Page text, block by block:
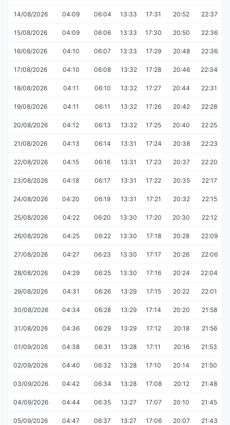
14/08/2026 04:09 06:04 13:33 17:31 20:52 22:37
15/08/2026 04:09 06:06 13:33 17:30 20:50 22:36
16/08/2026 04:10 06:07 13:33 17:29 20:48 22:36
17/08/2026 04:10 06:08 13:32 17:28 20:46 22:34
18/08/2026 04:11 06:10 13:32 17:27 20:44 22:31
19/08/2026 04:11 06:11 13:32 17:26 20:42 22:28
20/08/2026 04:12 06:13 13:32 17:25 20:40 22:25
21/08/2026 04:13 06:14 13:31 17:24 20:38 22:23
22/08/2026 04:15 06:16 13:31 17:23 20:37 22:20
23/08/2026 04:18 06:17 13:31 17:22 20:35 22:17
24/08/2026 04:20 06:19 13:31 17:21 20:32 22:15
25/08/2026 04:22 06:20 13:30 17:20 20:30 22:12
26/08/2026 04:25 06:22 13:30 17:18 20:28 22:09
27/08/2026 04:27 06:23 13:30 17:17 20:26 22:06
28/08/2026 04:29 06:25 13:30 17:16 20:24 22:04
29/08/2026 04:31 06:26 13:29 17:15 20:22 22:01
30/08/2026 04:34 06:28 13:29 17:14 20:20 21:58
31/08/2026 04:36 06:29 13:29 17:12 20:18 21:56
01/09/2026 04:38 06:31 13:28 17:11 20:16 21:53
02/09/2026 04:40 06:32 13:28 17:10 20:14 21:50
03/09/2026 04:42 06:34 13:28 17:08 20:12 21:48
04/09/2026 04:44 06:35 13:27 17:07 20:10 21:45
05/09/2026 04:47 06:37 13:27 17:06 20:07 21:43